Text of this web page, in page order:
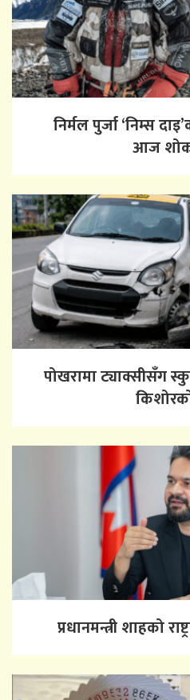
निर्मल पुर्जा ‘निम्स
आज शोक
पोखरामा ट्याक्सीसँग
प्रधानमन्त्री शाहको